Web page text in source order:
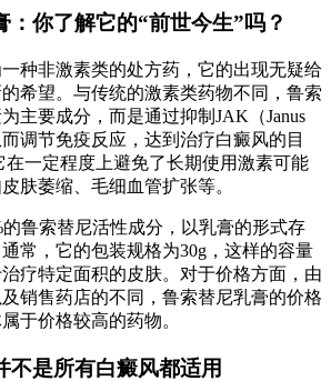
：你了解它的“前世今生”吗？
种非激素类的处方药，它的出现无疑给
希望。与传统的激素类药物不同，鲁索
主要成分，而是通过抑制JAK（Janus
调节免疫反应，达到治疗白癜风的目
在一定程度上避免了长期使用激素可能
肤萎缩、毛细血管扩张等。
鲁索替尼活性成分，以乳膏的形式存
常，它的包装规格为30g，这样的容量
疗特定面积的皮肤。对于价格方面，由
销售药店的不同，鲁索替尼乳膏的价格
于价格较高的药物。
不是所有白癜风都适用